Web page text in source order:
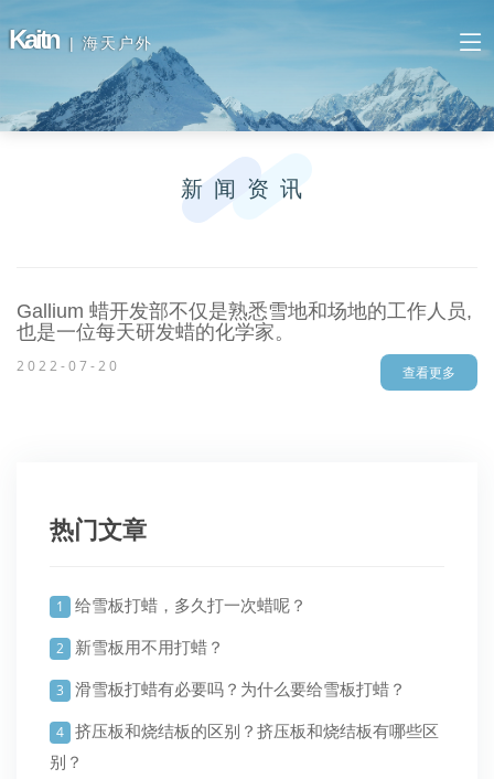
Kaitn | 海天户外
新闻资讯
Gallium 蜡开发部不仅是熟悉雪地和场地的工作人员,
也是一位每天研发蜡的化学家。
2022-07-20 查看更多
热门文章
1 给雪板打蜡，多久打一次蜡呢？
2 新雪板用不用打蜡？
3 滑雪板打蜡有必要吗？为什么要给雪板打蜡？
4 挤压板和烧结板的区别？挤压板和烧结板有哪些区
别？